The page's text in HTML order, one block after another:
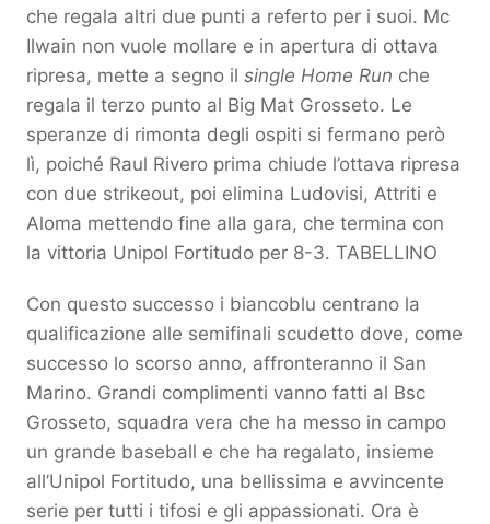
che regala altri due punti a referto per i suoi. Mc
Ilwain non vuole mollare e in apertura di ottava
ripresa, mette a segno il single Home Run che
regala il terzo punto al Big Mat Grosseto. Le
speranze di rimonta degli ospiti si fermano però
lì, poiché Raul Rivero prima chiude l’ottava ripresa
con due strikeout, poi elimina Ludovisi, Attriti e
Aloma mettendo fine alla gara, che termina con
la vittoria Unipol Fortitudo per 8-3. TABELLINO
Con questo successo i biancoblu centrano la
qualificazione alle semifinali scudetto dove, come
successo lo scorso anno, affronteranno il San
Marino. Grandi complimenti vanno fatti al Bsc
Grosseto, squadra vera che ha messo in campo
un grande baseball e che ha regalato, insieme
all’Unipol Fortitudo, una bellissima e avvincente
serie per tutti i tifosi e gli appassionati. Ora è